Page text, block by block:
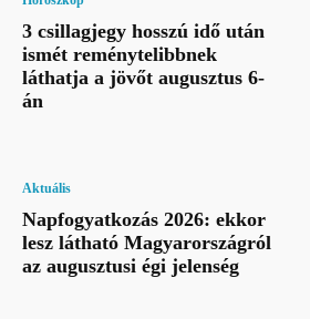
3 csillagjegy hosszú idő után
ismét reménytelibbnek
láthatja a jövőt augusztus 6-
án
Aktuális
Napfogyatkozás 2026: ekkor
lesz látható Magyarországról
az augusztusi égi jelenség